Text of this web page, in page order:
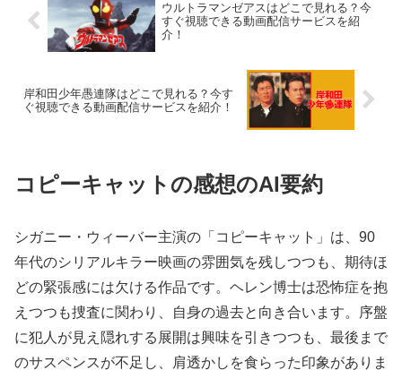
ウルトラマンゼアスはどこで見れる？今
すぐ視聴できる動画配信サービスを紹
介！
岸和田少年愚連隊はどこで見れる？今す
ぐ視聴できる動画配信サービスを紹介！
コピーキャットの感想のAI要約
シガニー・ウィーバー主演の「コピーキャット」は、90
年代のシリアルキラー映画の雰囲気を残しつつも、期待ほ
どの緊張感には欠ける作品です。ヘレン博士は恐怖症を抱
えつつも捜査に関わり、自身の過去と向き合います。序盤
に犯人が見え隠れする展開は興味を引きつつも、最後まで
のサスペンスが不足し、肩透かしを食らった印象がありま